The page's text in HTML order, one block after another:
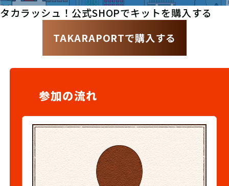
タカラッシュ！公式SHOPでキットを購入する
TAKARAPORTで購入する
参加の流れ